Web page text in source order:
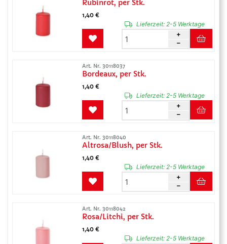
Rubinrot, per Stk.
1,40 €
Lieferzeit:2-5 Werktage
Art. Nr. 30118037
Bordeaux, per Stk.
1,40 €
Lieferzeit:2-5 Werktage
Art. Nr. 30118040
Altrosa/Blush, per Stk.
1,40 €
Lieferzeit:2-5 Werktage
Art. Nr. 30118042
Rosa/Litchi, per Stk.
1,40 €
Lieferzeit:2-5 Werktage